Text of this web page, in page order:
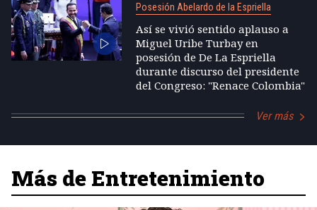
Posesión Abelardo de la Espriella
Así se vivió sentido aplauso a
Miguel Uribe Turbay en
posesión de De La Espriella
durante discurso del presidente
del Congreso: "Renace Colombia"
Ver más
Más de Entretenimiento